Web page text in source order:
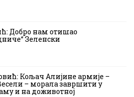
Добро нам отишао
Зеленски
Кољач Алијине армије –
– морала завршити у
и на доживотној